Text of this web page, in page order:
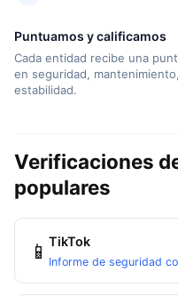
Puntuamos y calificamos
Cada entidad recibe una
en seguridad,
estabilidad.
Verificaciones
populares
📱 TikTok
Informe de seguridad